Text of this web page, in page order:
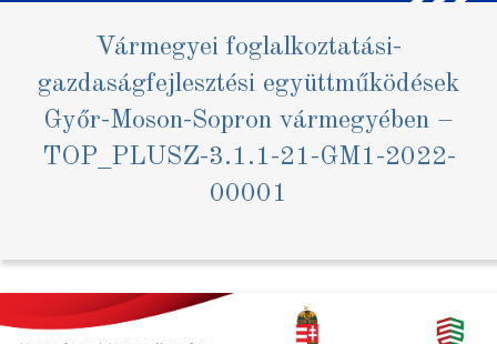
Vármegyei foglalkoztatási-
gazdaságfejlesztési együttműködések
Győr-Moson-Sopron vármegyében –
TOP_PLUSZ-3.1.1-21-GM1-2022-
00001